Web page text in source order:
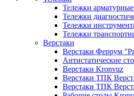
Тележки арматурные
Тележки
Тележки
Тележки
Верстаки
Верстаки Феррум
Антистатические
Верстаки Kronvuz
Верстаки ТПК
Верстаки ТПК